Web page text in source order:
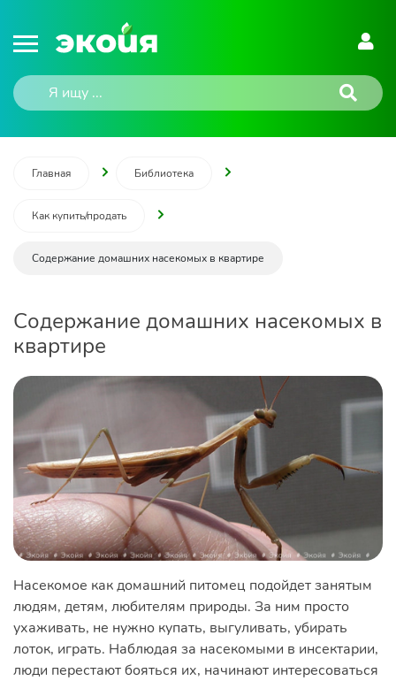
Главная Библиотека
Как купить/продать
Содержание домашних насекомых в квартире
Содержание домашних насекомых в
квартире
Насекомое как домашний питомец подойдет занятым
людям, детям, любителям природы. За ним просто
ухаживать, не нужно купать, выгуливать, убирать
лоток, играть. Наблюдая за насекомыми в инсектарии,
люди перестают бояться их, начинают интересоваться